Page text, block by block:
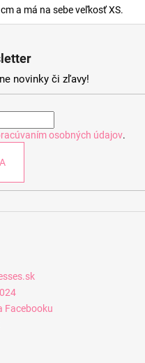
a má na sebe veľkosť XS.
novinky či zľavy!
osobných údajov.
Facebooku